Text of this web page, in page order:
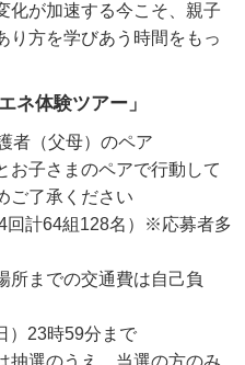
が加速する今こそ、親子
り方を学びあう時間をもっ
ネ体験ツアー」
者（父母）のペア
子さまのペアで行動して
ご了承ください
回計64組128名）※応募者多
までの交通費は自己負
）23時59分まで
抽選のうえ、当選の方のみ